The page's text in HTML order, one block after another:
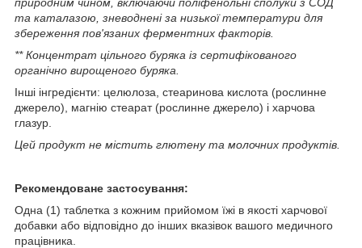
та каталазою, зневоднені за низької температури для
збереження пов'язаних ферментних факторів.
** Концентрат цільного буряка із сертифікованого
органічно вирощеного буряка.
Інші інгредієнти: целюлоза, стеаринова кислота (рослинне
джерело), магнію стеарат (рослинне джерело) і харчова
глазур.
Цей продукт не містить глютену та молочних продуктів.
Рекомендоване застосування:
Одна (1) таблетка з кожним прийомом їжі в якості харчової
добавки або відповідно до інших вказівок вашого медичного
працівника.